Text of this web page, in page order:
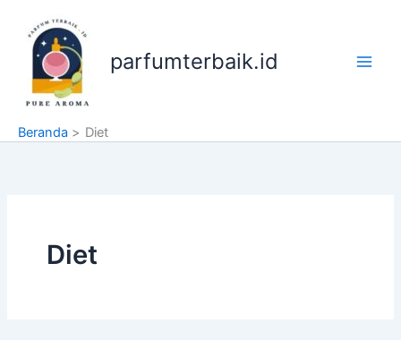
konten
parfumterbaik.id
Beranda Diet
Diet